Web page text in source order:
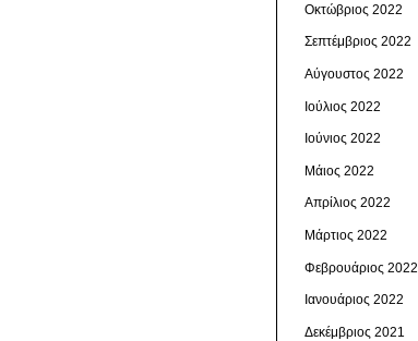
Οκτώβριος 2022
Σεπτέμβριος 2022
Αύγουστος 2022
Ιούλιος 2022
Ιούνιος 2022
Μάιος 2022
Απρίλιος 2022
Μάρτιος 2022
Φεβρουάριος 2022
Ιανουάριος 2022
Δεκέμβριος 2021